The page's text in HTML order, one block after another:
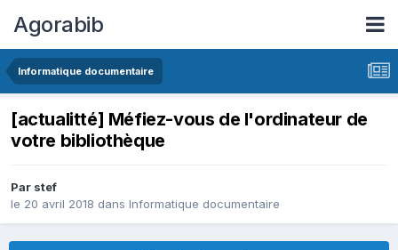
Agorabib
Informatique documentaire
[actualitté] Méfiez-vous de l'ordinateur de
votre bibliothèque
Par stef
le 20 avril 2018 dans Informatique documentaire